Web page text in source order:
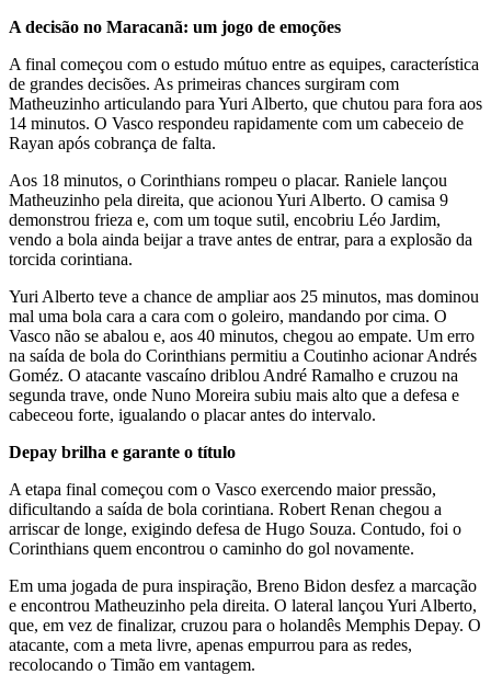
A decisão no Maracanã: um jogo de emoções
A final começou com o estudo mútuo entre as equipes, característica
de grandes decisões. As primeiras chances surgiram com
Matheuzinho articulando para Yuri Alberto, que chutou para fora aos
14 minutos. O Vasco respondeu rapidamente com um cabeceio de
Rayan após cobrança de falta.
Aos 18 minutos, o Corinthians rompeu o placar. Raniele lançou
Matheuzinho pela direita, que acionou Yuri Alberto. O camisa 9
demonstrou frieza e, com um toque sutil, encobriu Léo Jardim,
vendo a bola ainda beijar a trave antes de entrar, para a explosão da
torcida corintiana.
Yuri Alberto teve a chance de ampliar aos 25 minutos, mas dominou
mal uma bola cara a cara com o goleiro, mandando por cima. O
Vasco não se abalou e, aos 40 minutos, chegou ao empate. Um erro
na saída de bola do Corinthians permitiu a Coutinho acionar Andrés
Goméz. O atacante vascaíno driblou André Ramalho e cruzou na
segunda trave, onde Nuno Moreira subiu mais alto que a defesa e
cabeceou forte, igualando o placar antes do intervalo.
Depay brilha e garante o título
A etapa final começou com o Vasco exercendo maior pressão,
dificultando a saída de bola corintiana. Robert Renan chegou a
arriscar de longe, exigindo defesa de Hugo Souza. Contudo, foi o
Corinthians quem encontrou o caminho do gol novamente.
Em uma jogada de pura inspiração, Breno Bidon desfez a marcação
e encontrou Matheuzinho pela direita. O lateral lançou Yuri Alberto,
que, em vez de finalizar, cruzou para o holandês Memphis Depay. O
atacante, com a meta livre, apenas empurrou para as redes,
recolocando o Timão em vantagem.